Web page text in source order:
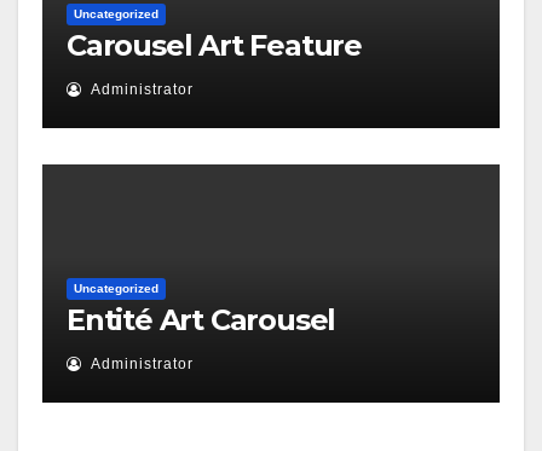
Uncategorized
Carousel Art Feature
Administrator
Uncategorized
Entité Art Carousel
Administrator